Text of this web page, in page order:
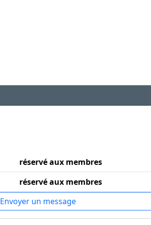
réservé aux membres
réservé aux membres
Envoyer un message